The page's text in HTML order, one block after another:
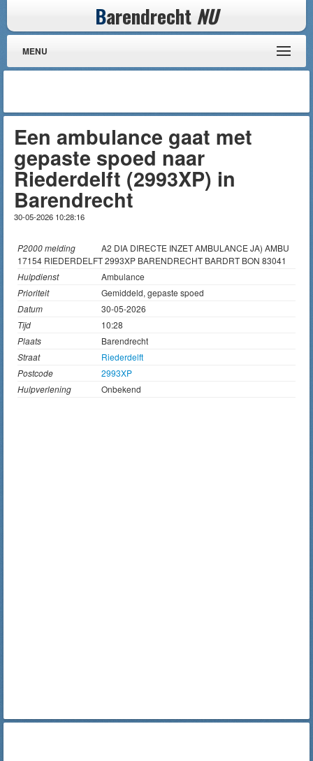
Barendrecht NU
MENU
Een ambulance gaat met
gepaste spoed naar
Riederdelft (2993XP) in
Barendrecht
30-05-2026 10:28:16
P2000 melding
A2 DIA DIRECTE INZET AMBULANCE JA) AMBU
17154 RIEDERDELFT 2993XP BARENDRECHT BARDRT BON 83041
Hulpdienst
Ambulance
Prioriteit
Gemiddeld, gepaste spoed
Datum
30-05-2026
Tijd
10:28
Plaats
Barendrecht
Straat
Riederdelft
Postcode
2993XP
Hulpverlening
Onbekend